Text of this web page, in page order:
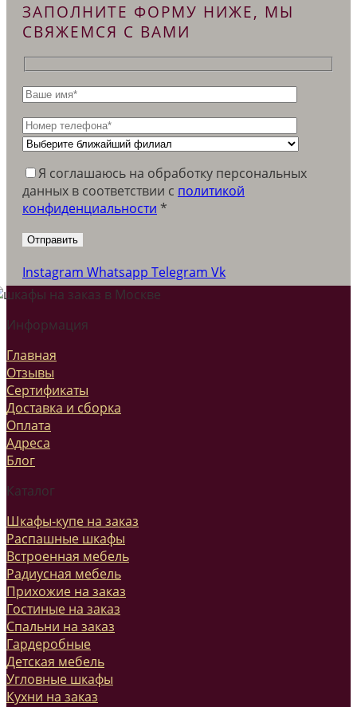
ЗАПОЛНИТЕ ФОРМУ НИЖЕ, МЫ
СВЯЖЕМСЯ С ВАМИ
Я соглашаюсь на обработку персональных
данных в соответствии c политикой
конфиденциальности *
Instagram Whatsapp Telegram Vk
Информация
Главная
Отзывы
Сертификаты
Доставка и сборка
Оплата
Адреса
Блог
Каталог
Шкафы-купе на заказ
Распашные шкафы
Встроенная мебель
Радиусная мебель
Прихожие на заказ
Гостиные на заказ
Спальни на заказ
Гардеробные
Детская мебель
Угловные шкафы
Кухни на заказ